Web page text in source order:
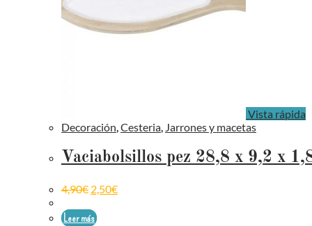
Vista rápida
Decoración,Cesteria, Jarrones y macetas
Vaciabolsillos pez 28,8 x 9,2 x
4,90€ 2,50€
Leer más